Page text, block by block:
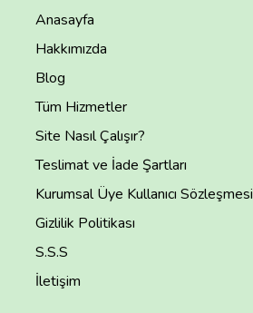
Anasayfa
Hakkımızda
Blog
Tüm Hizmetler
Site Nasıl Çalışır?
Teslimat ve İade Şartları
Kurumsal Üye Kullanıcı Sözleşmesi
Gizlilik Politikası
S.S.S
İletişim